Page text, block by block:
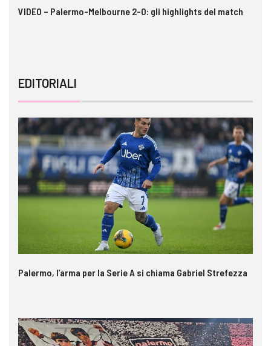
VIDEO – Palermo-Melbourne 2-0: gli highlights del match
EDITORIALI
Palermo, l’arma per la Serie A si chiama Gabriel Strefezza